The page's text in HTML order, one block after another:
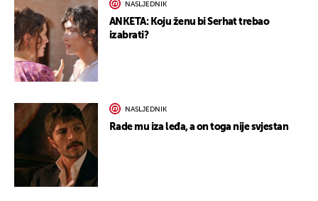
NASLJEDNIK
ANKETA: Koju ženu bi Serhat trebao
izabrati?
NASLJEDNIK
Rade mu iza leđa, a on toga nije svjestan